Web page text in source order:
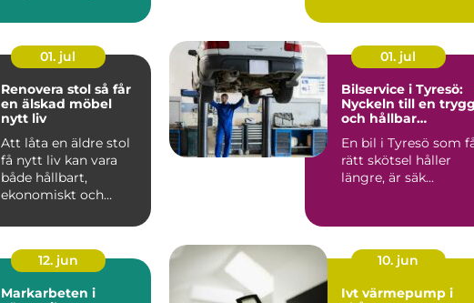
Samtidigt är häc...
01. jul
Renovera stol så får
en älskad möbel
nytt liv
Att låta en äldre stol
få nytt liv kan vara
både hållbart,
ekonomiskt och
värdefullt. ...
01. jul
Bilservice i Tyresö:
Nyckeln till en
och hållbar
En bil i Tyresö som
rätt skötsel håller
längre, är säk...
12. jun
Markarbeten i
10. jun
Ivt värmepump i